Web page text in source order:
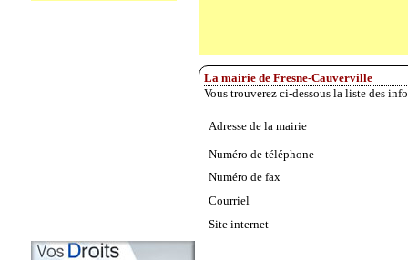
La mairie de Fresne-Cauverville
Vous trouverez ci-dessous la liste des
Adresse de la mairie
Numéro de téléphone
Numéro de fax
Courriel
Site internet